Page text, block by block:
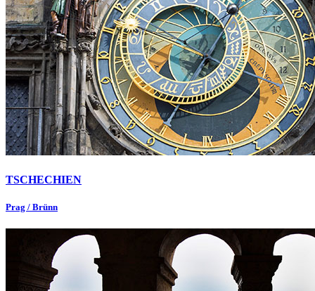
TSCHECHIEN
Prag / Brünn